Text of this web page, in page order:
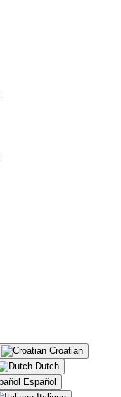
Croatian
Dutch
Español